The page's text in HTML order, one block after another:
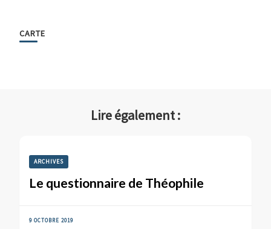
CARTE
Lire également :
ARCHIVES
Le questionnaire de Théophile
9 OCTOBRE 2019